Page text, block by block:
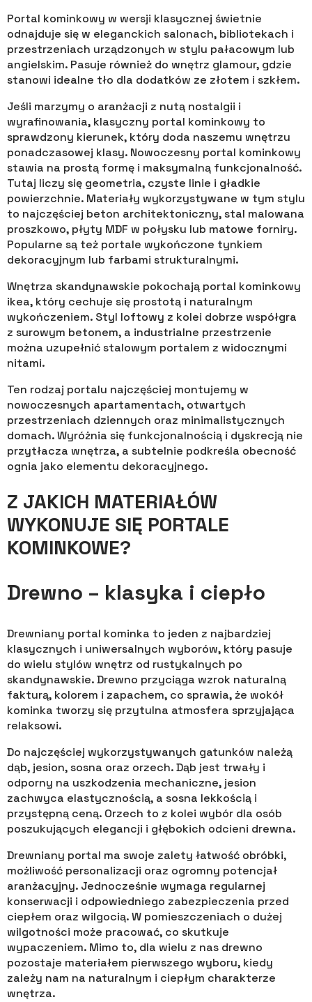
Portal kominkowy w wersji klasycznej świetnie
odnajduje się w eleganckich salonach, bibliotekach i
przestrzeniach urządzonych w stylu pałacowym lub
angielskim. Pasuje również do wnętrz glamour, gdzie
stanowi idealne tło dla dodatków ze złotem i szkłem.
Jeśli marzymy o aranżacji z nutą nostalgii i
wyrafinowania, klasyczny portal kominkowy to
sprawdzony kierunek, który doda naszemu wnętrzu
ponadczasowej klasy. Nowoczesny portal kominkowy
stawia na prostą formę i maksymalną funkcjonalność.
Tutaj liczy się geometria, czyste linie i gładkie
powierzchnie. Materiały wykorzystywane w tym stylu
to najczęściej beton architektoniczny, stal malowana
proszkowo, płyty MDF w połysku lub matowe forniry.
Popularne są też portale wykończone tynkiem
dekoracyjnym lub farbami strukturalnymi.
Wnętrza skandynawskie pokochają portal kominkowy
ikea, który cechuje się prostotą i naturalnym
wykończeniem. Styl loftowy z kolei dobrze współgra
z surowym betonem, a industrialne przestrzenie
można uzupełnić stalowym portalem z widocznymi
nitami.
Ten rodzaj portalu najczęściej montujemy w
nowoczesnych apartamentach, otwartych
przestrzeniach dziennych oraz minimalistycznych
domach. Wyróżnia się funkcjonalnością i dyskrecją nie
przytłacza wnętrza, a subtelnie podkreśla obecność
ognia jako elementu dekoracyjnego.
Z JAKICH MATERIAŁÓW
WYKONUJE SIĘ PORTALE
KOMINKOWE?
Drewno – klasyka i ciepło
Drewniany portal kominka to jeden z najbardziej
klasycznych i uniwersalnych wyborów, który pasuje
do wielu stylów wnętrz od rustykalnych po
skandynawskie. Drewno przyciąga wzrok naturalną
fakturą, kolorem i zapachem, co sprawia, że wokół
kominka tworzy się przytulna atmosfera sprzyjająca
relaksowi.
Do najczęściej wykorzystywanych gatunków należą
dąb, jesion, sosna oraz orzech. Dąb jest trwały i
odporny na uszkodzenia mechaniczne, jesion
zachwyca elastycznością, a sosna lekkością i
przystępną ceną. Orzech to z kolei wybór dla osób
poszukujących elegancji i głębokich odcieni drewna.
Drewniany portal ma swoje zalety łatwość obróbki,
możliwość personalizacji oraz ogromny potencjał
aranżacyjny. Jednocześnie wymaga regularnej
konserwacji i odpowiedniego zabezpieczenia przed
ciepłem oraz wilgocią. W pomieszczeniach o dużej
wilgotności może pracować, co skutkuje
wypaczeniem. Mimo to, dla wielu z nas drewno
pozostaje materiałem pierwszego wyboru, kiedy
zależy nam na naturalnym i ciepłym charakterze
wnętrza.